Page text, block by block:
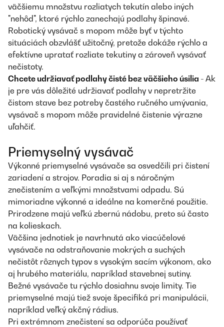
väčšiemu množstvu rozliatych tekutín alebo iných
"nehôd", ktoré rýchlo zanechajú podlahy špinavé.
Robotický vysávač s mopom môže byť v týchto
situáciách obzvlášť užitočný, pretože dokáže rýchlo a
efektívne upratať rozliate tekutiny a zároveň vysávať
nečistoty.
Chcete udržiavať podlahy čisté bez väčšieho úsilia - Ak
je pre vás dôležité udržiavať podlahy v nepretržite
čistom stave bez potreby častého ručného umývania,
vysávač s mopom môže pravidelné čistenie výrazne
uľahčiť.
Priemyselný vysávač
Výkonné priemyselné vysávače sa osvedčili pri čistení
zariadení a strojov. Poradia si aj s náročným
znečistením a veľkými množstvami odpadu. Sú
mimoriadne výkonné a ideálne na komerčné použitie.
Prirodzene majú veľkú zbernú nádobu, preto sú často
na kolieskach.
Väčšina jednotiek je navrhnutá ako viacúčelové
vysávače na odstraňovanie mokrých a suchých
nečistôt rôznych typov s vysokým sacím výkonom, ako
aj hrubého materiálu, napríklad stavebnej sutiny.
Bežné vysávače tu rýchlo dosiahnu svoje limity. Tie
priemyselné majú tiež svoje špecifiká pri manipulácii,
napríklad veľký akčný rádius.
Pri extrémnom znečistení sa odporúča používať